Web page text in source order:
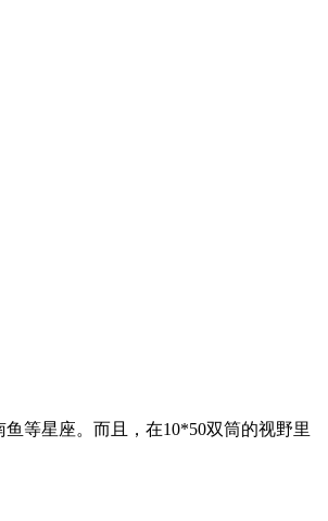
等星座。而且，在10*50双筒的视野里